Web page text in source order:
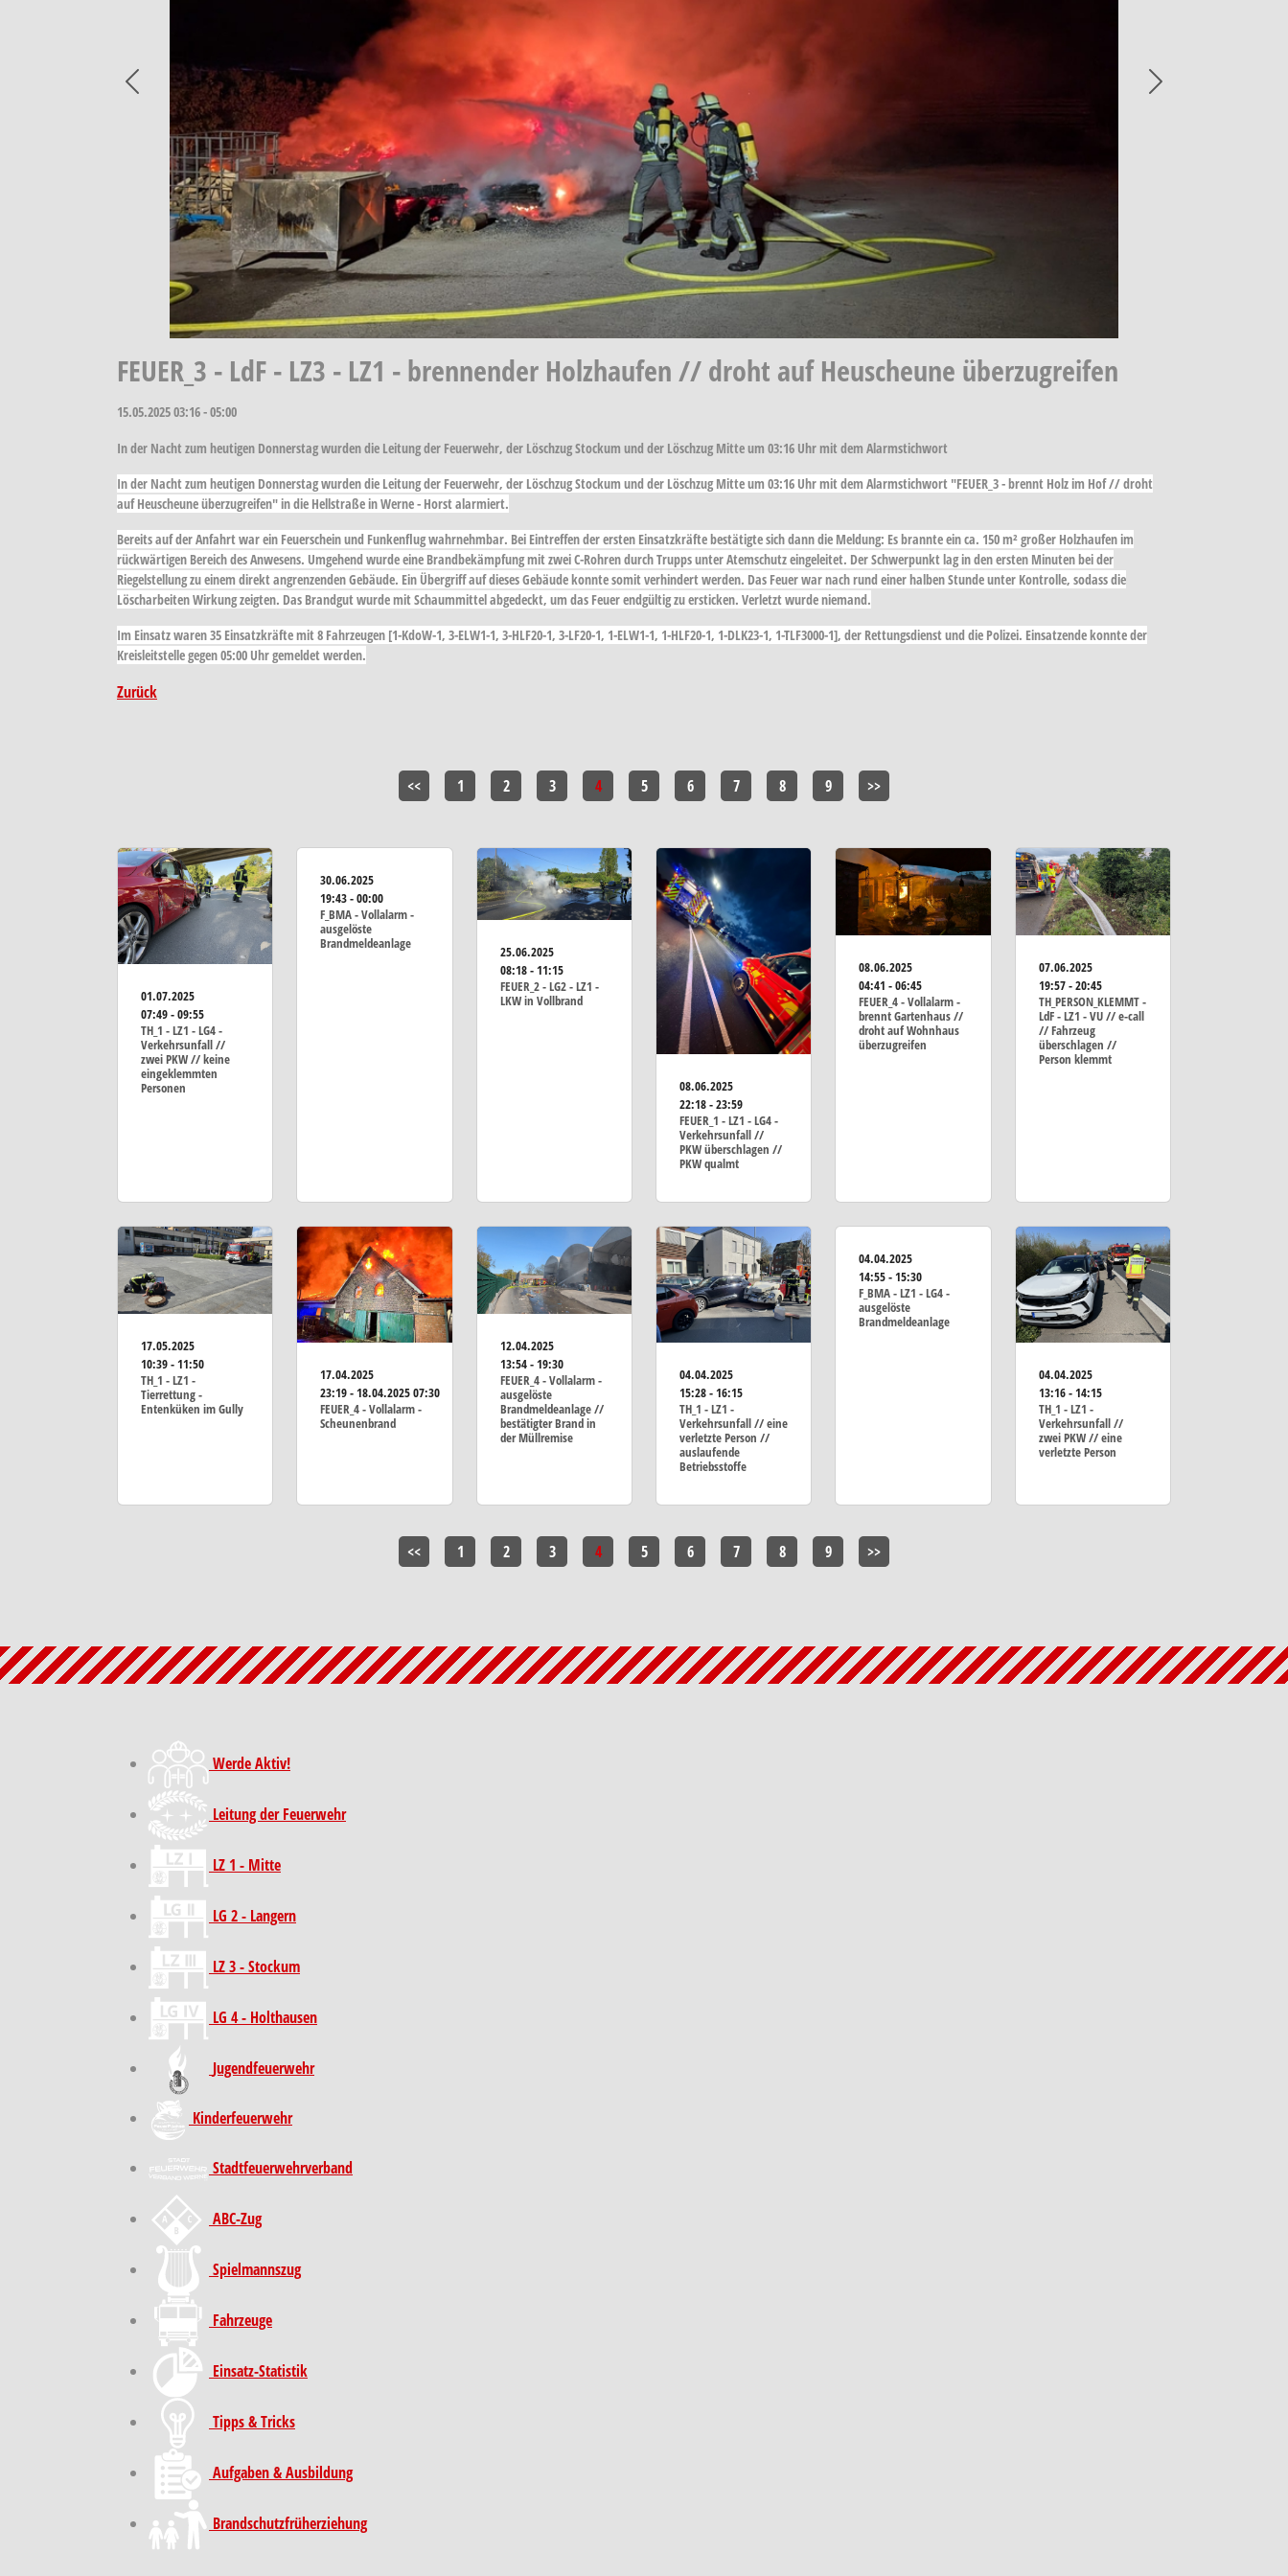
Previous
FEUER_3 - LdF - LZ3 - LZ1 - brennender Holzhaufen // droht auf Heuscheune überzugreifen
15.05.202503:16 - 05:00
In der Nacht zum heutigen Donnerstag wurden die Leitung der Feuerwehr, der Löschzug Stockum und der Löschzug Mitte um 03:16 Uhr mit dem Alarmstichwort
In der Nacht zum heutigen Donnerstag wurden die Leitung der Feuerwehr, der Löschzug Stockum und der Löschzug Mitte um 03:16 Uhr mit dem Alarmstichwort "FEUER_3 - brennt Holz im Hof // droht
auf Heuscheune überzugreifen" in die Hellstraße in Werne - Horst alarmiert.
Bereits auf der Anfahrt war ein Feuerschein und Funkenflug wahrnehmbar. Bei Eintreffen der ersten Einsatzkräfte bestätigte sich dann die Meldung: Es brannte ein ca. 150 m² großer Holzhaufen im
rückwärtigen Bereich des Anwesens. Umgehend wurde eine Brandbekämpfung mit zwei C-Rohren durch Trupps unter Atemschutz eingeleitet. Der Schwerpunkt lag in den ersten Minuten bei der
Riegelstellung zu einem direkt angrenzenden Gebäude. Ein Übergriff auf dieses Gebäude konnte somit verhindert werden. Das Feuer war nach rund einer halben Stunde unter Kontrolle, sodass die
Löscharbeiten Wirkung zeigten. Das Brandgut wurde mit Schaummittel abgedeckt, um das Feuer endgültig zu ersticken. Verletzt wurde niemand.
Im Einsatz waren 35 Einsatzkräfte mit 8 Fahrzeugen [1-KdoW-1, 3-ELW1-1, 3-HLF20-1, 3-LF20-1, 1-ELW1-1, 1-HLF20-1, 1-DLK23-1, 1-TLF3000-1], der Rettungsdienst und die Polizei. Einsatzende konnte der
Kreisleitstelle gegen 05:00 Uhr gemeldet werden.
Zurück
<< 1 2 3 4 5 6 7 8 9 >>
01.07.2025
07:49 - 09:55
TH_1 - LZ1 - LG4 -
Verkehrsunfall //
zwei PKW // keine
eingeklemmten
Personen
30.06.2025
19:43 - 00:00
F_BMA - Vollalarm -
ausgelöste
Brandmeldeanlage
25.06.2025
08:18 - 11:15
FEUER_2 - LG2 - LZ1 -
LKW in Vollbrand
08.06.2025
22:18 - 23:59
FEUER_1 - LZ1 - LG4 -
Verkehrsunfall //
PKW überschlagen //
PKW qualmt
08.06.2025
04:41 - 06:45
FEUER_4 - Vollalarm -
brennt Gartenhaus //
droht auf Wohnhaus
überzugreifen
07.06.2025
19:57 - 20:45
TH_PERSON_KLEMMT -
LdF - LZ1 - VU // e-call
// Fahrzeug
überschlagen //
Person klemmt
17.05.2025
10:39 - 11:50
TH_1 - LZ1 -
Tierrettung -
Entenküken im Gully
17.04.2025
23:19 - 18.04.2025 07:30
FEUER_4 - Vollalarm -
Scheunenbrand
12.04.2025
13:54 - 19:30
FEUER_4 - Vollalarm -
ausgelöste
Brandmeldeanlage //
bestätigter Brand in
der Müllremise
04.04.2025
15:28 - 16:15
TH_1 - LZ1 -
Verkehrsunfall // eine
verletzte Person //
auslaufende
Betriebsstoffe
04.04.2025
14:55 - 15:30
F_BMA - LZ1 - LG4 -
ausgelöste
Brandmeldeanlage
04.04.2025
13:16 - 14:15
TH_1 - LZ1 -
Verkehrsunfall //
zwei PKW // eine
verletzte Person
<< 1 2 3 4 5 6 7 8 9 >>
Werde Aktiv!
Leitung der Feuerwehr
LZ 1 - Mitte
LG 2 - Langern
LZ 3 - Stockum
LG 4 - Holthausen
Jugendfeuerwehr
Kinder­feuer­wehr
Stadt­feuer­wehr­verband
ABC-Zug
Spielmannszug
Fahrzeuge
Einsatz-Statistik
Tipps & Tricks
Aufgaben & Ausbildung
Brand­schutz­früh­erziehung